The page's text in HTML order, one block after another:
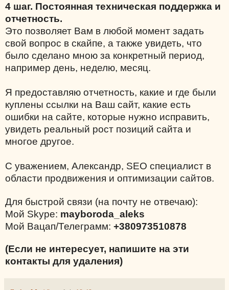
4 шаг. Постоянная техническая поддержка и
отчетность.
Это позволяет Вам в любой момент задать
свой вопрос в скайпе, а также увидеть, что
было сделано мною за конкретный период,
например день, неделю, месяц.
Я предоставляю отчетность, какие и где были
куплены ссылки на Ваш сайт, какие есть
ошибки на сайте, которые нужно исправить,
увидеть реальный рост позиций сайта и
многое другое.
С уважением, Александр, SEO специалист в
области продвижения и оптимизации сайтов.
Для быстрой связи (на почту не отвечаю):
Мой Skype: mayboroda_aleks
Мой Вацап/Телеграмм: +380973510878
(Если не интересует, напишите на эти
контакты для удаления)